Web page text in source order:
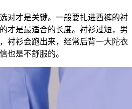
对才是关键。一般要扎进西裤的衬
才是最适合的长度。衬衫过短，男
衬衫会跑出来，经常后背一大陀衣
也是不舒服的。